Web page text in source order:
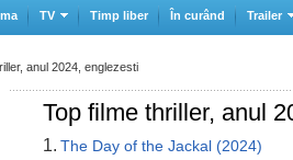
TV Timp liber În curând Trailer
Top filme thriller, anul
1. The Day of the Jackal (2024)
anul 2024, englezesti